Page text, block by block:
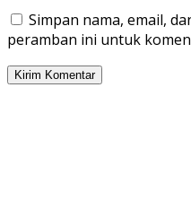
Simpan nama, email,
peramban ini untuk